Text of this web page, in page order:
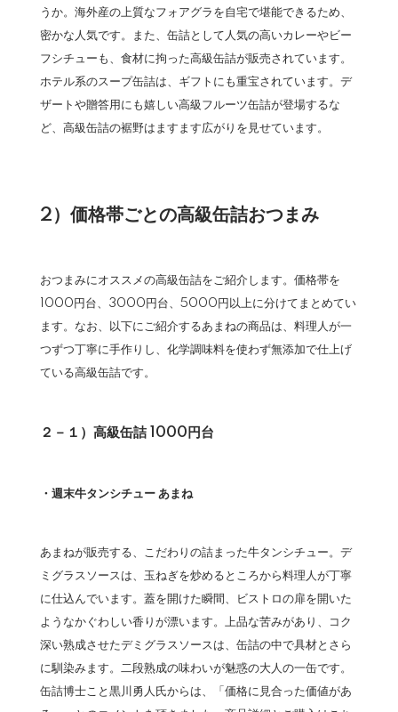
うか。海外産の上質なフォアグラを自宅で堪能できるため、
密かな人気です。また、缶詰として人気の高いカレーやビー
フシチューも、食材に拘った高級缶詰が販売されています。
ホテル系のスープ缶詰は、ギフトにも重宝されています。デ
ザートや贈答用にも嬉しい高級フルーツ缶詰が登場するな
ど、高級缶詰の裾野はますます広がりを見せています。
2）価格帯ごとの高級缶詰おつまみ
おつまみにオススメの高級缶詰をご紹介します。価格帯を
1000円台、3000円台、5000円以上に分けてまとめてい
ます。なお、以下にご紹介するあまねの商品は、料理人が一
つずつ丁寧に手作りし、化学調味料を使わず無添加で仕上げ
ている高級缶詰です。
２－１）高級缶詰 1000円台
・週末牛タンシチュー あまね
あまねが販売する、こだわりの詰まった牛タンシチュー。デ
ミグラスソースは、玉ねぎを炒めるところから料理人が丁寧
に仕込んでいます。蓋を開けた瞬間、ビストロの扉を開いた
ようなかぐわしい香りが漂います。上品な苦みがあり、コク
深い熟成させたデミグラスソースは、缶詰の中で具材とさら
に馴染みます。二段熟成の味わいが魅惑の大人の一缶です。
缶詰博士こと黒川勇人氏からは、「価格に見合った価値があ